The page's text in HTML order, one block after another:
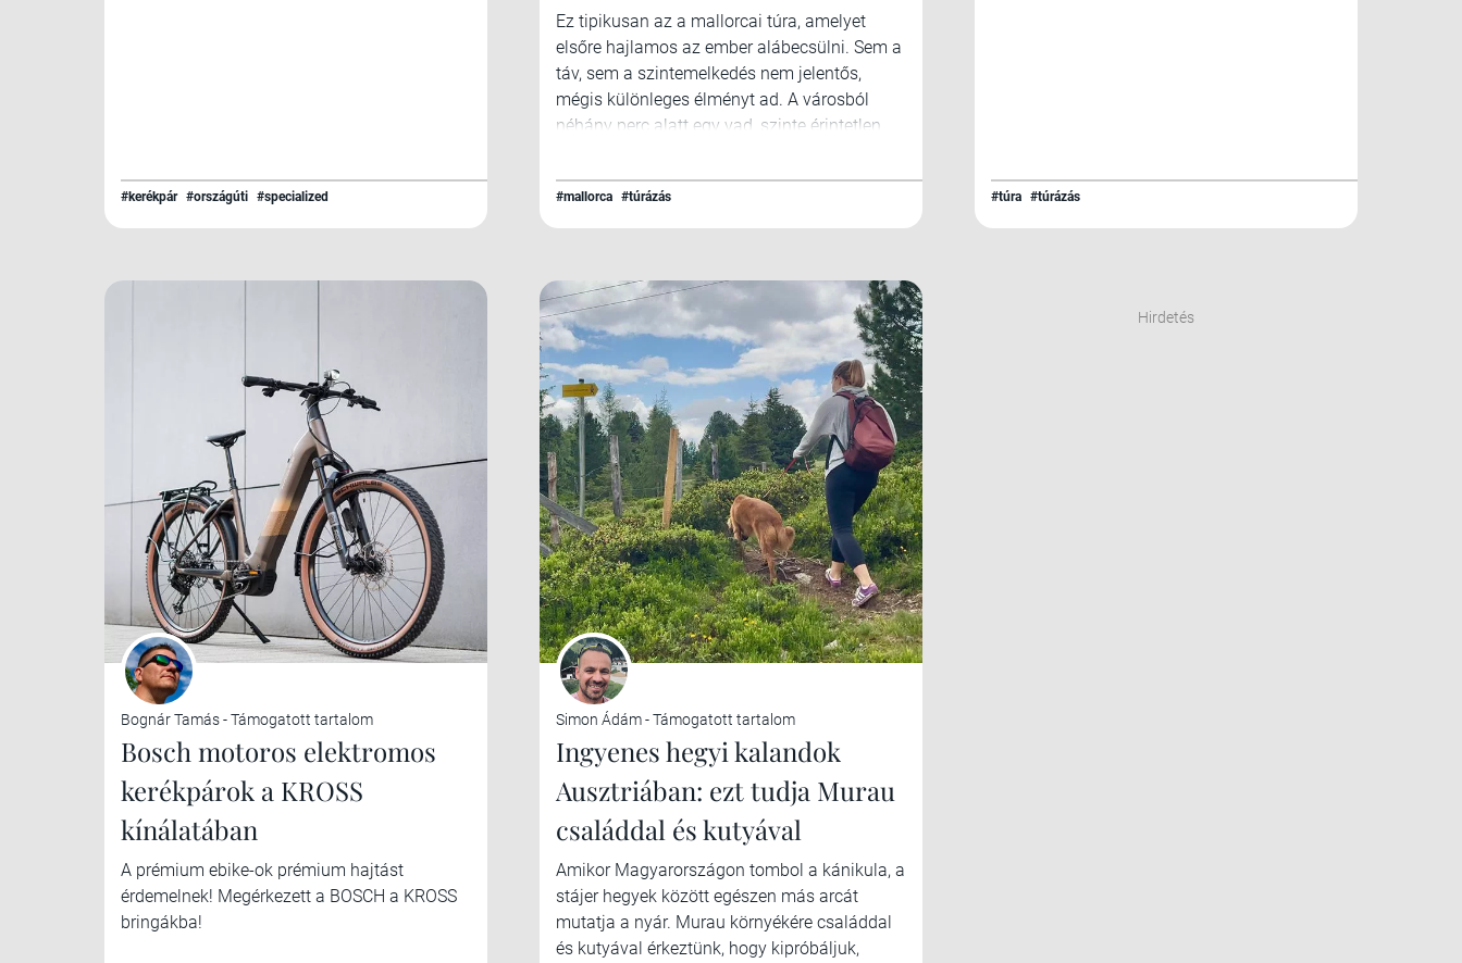
#kerékpár #országúti #specialized
Ez tipikusan az a mallorcai túra, amelyet
elsőre hajlamos az ember alábecsülni. Sem a
táv, sem a szintemelkedés nem jelentős,
mégis különleges élményt ad. A városból
néhány perc alatt egy vad, szinte érintetlen
túra végén pedig egy olyan öböl vár, amely
autóval egyáltalán nem közelíthető meg. Ha
Port de Pollençában nyaralunk, a Cala Bóquer
#mallorca #túrázás #túra #túrázás
Bognár Tamás - Támogatott tartalom
Bosch motoros elektromos
kerékpárok a KROSS
kínálatában
A prémium ebike-ok prémium hajtást
érdemelnek! Megérkezett a BOSCH a KROSS
bringákba!
Simon Ádám - Támogatott tartalom
Ingyenes hegyi kalandok
Ausztriában: ezt tudja Murau
családdal és kutyával
Amikor Magyarországon tombol a kánikula, a
stájer hegyek között egészen más arcát
mutatja a nyár. Murau környékére családdal
és kutyával érkeztünk, hogy kipróbáljuk,
Hirdetés